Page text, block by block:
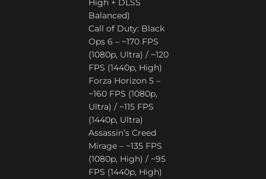
High + DLSS
Balanced)
Call of Duty: Black
Ops 6 – ~170 FPS
(1080p, Ultra) / ~120
FPS (1440p, High)
Forza Horizon 5 –
~160 FPS (1080p,
Ultra) / ~115 FPS
(1440p, Ultra)
Assassin’s Creed
Mirage – ~135 FPS
(1080p, High) / ~95
FPS (1440p, High)